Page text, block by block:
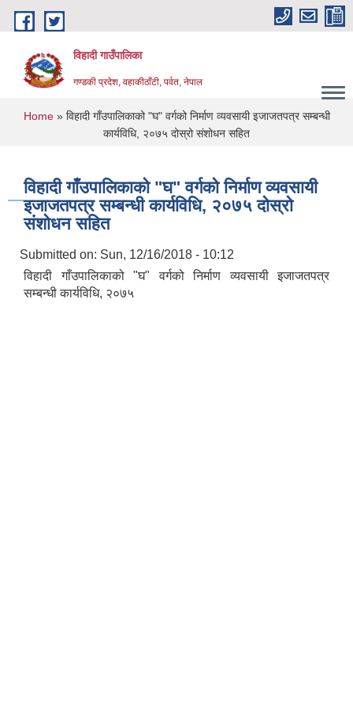
Skip to main content
विहादी गाउँपालिका
गण्डकी प्रदेश, वहाकीठाँटी, पर्वत, नेपाल
You are here
Home» विहादी गाँउपालिकाको "घ" वर्गको निर्माण व्यवसायी इजाजतपत्र सम्बन्धी
कार्यविधि, २०७५ दोस्रो संशोधन सहित
विहादी गाँउपालिकाको "घ" वर्गको निर्माण व्यवसायी
इजाजतपत्र सम्बन्धी कार्यविधि, २०७५ दोस्रो
संशोधन सहित
Submitted on: Sun, 12/16/2018 - 10:12
विहादी गाँउपालिकाको "घ" वर्गको निर्माण व्यवसायी इजाजतपत्र
सम्बन्धी कार्यविधि, २०७५